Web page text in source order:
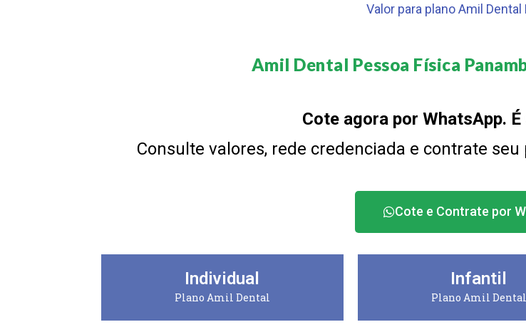
Valor para plano Amil Dental
Amil Dental Pessoa Física
Cote agora por WhatsApp.
Consulte valores, rede credenciada e contrate
Cote e Contrate por
Individual
Plano Amil Dental
Infantil
Plano Amil Dental